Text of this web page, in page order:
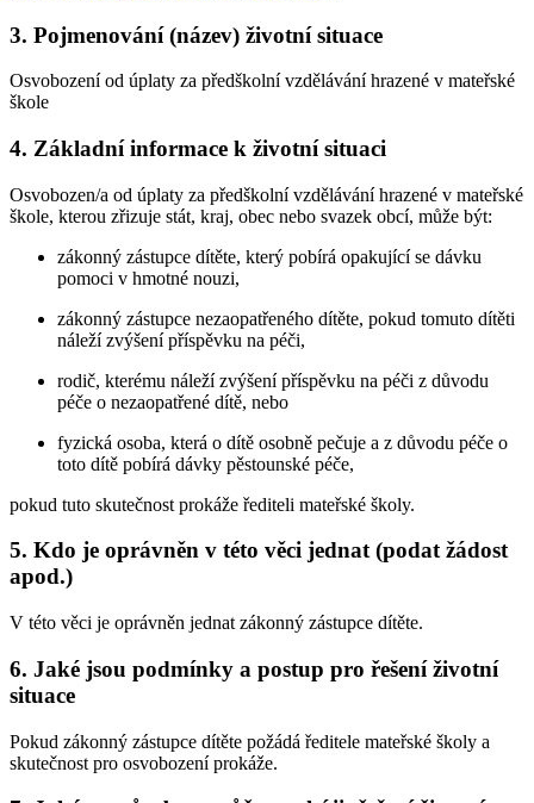
3. Pojmenování (název) životní situace
Osvobození od úplaty za předškolní vzdělávání hrazené v mateřské
škole
4. Základní informace k životní situaci
Osvobozen/a od úplaty za předškolní vzdělávání hrazené v mateřské
škole, kterou zřizuje stát, kraj, obec nebo svazek obcí, může být:
zákonný zástupce dítěte, který pobírá opakující se dávku
pomoci v hmotné nouzi,
zákonný zástupce nezaopatřeného dítěte, pokud tomuto dítěti
náleží zvýšení příspěvku na péči,
rodič, kterému náleží zvýšení příspěvku na péči z důvodu
péče o nezaopatřené dítě, nebo
fyzická osoba, která o dítě osobně pečuje a z důvodu péče o
toto dítě pobírá dávky pěstounské péče,
pokud tuto skutečnost prokáže řediteli mateřské školy.
5. Kdo je oprávněn v této věci jednat (podat žádost
apod.)
V této věci je oprávněn jednat zákonný zástupce dítěte.
6. Jaké jsou podmínky a postup pro řešení životní
situace
Pokud zákonný zástupce dítěte požádá ředitele mateřské školy a
skutečnost pro osvobození prokáže.